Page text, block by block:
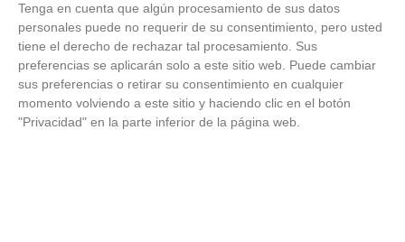
Tenga en cuenta que algún procesamiento de sus datos
personales puede no requerir de su consentimiento, pero usted
tiene el derecho de rechazar tal procesamiento. Sus
preferencias se aplicarán solo a este sitio web. Puede cambiar
sus preferencias o retirar su consentimiento en cualquier
momento volviendo a este sitio y haciendo clic en el botón
"Privacidad" en la parte inferior de la página web.
Patrocinador Técnico Oficial
Patrocinador Oficial